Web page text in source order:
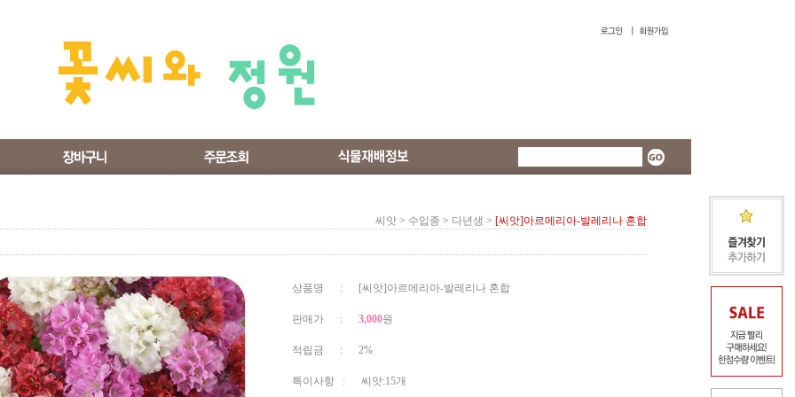
씨앗 > 수입종 > 다년생 > [씨앗]아르메리아-발레리나 혼합
상품명 : [씨앗]아르메리아-발레리나 혼합
판매가 : 3,000원
적립금 : 2%
특이사항 : 씨앗:15개